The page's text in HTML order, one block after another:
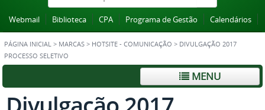
Webmail Biblioteca CPA Programa de Gestão Calendários
PÁGINA INICIAL > MARCAS > HOTSITE - COMUNICAÇÃO > DIVULGAÇÃO 2017
PROCESSO SELETIVO
MENU